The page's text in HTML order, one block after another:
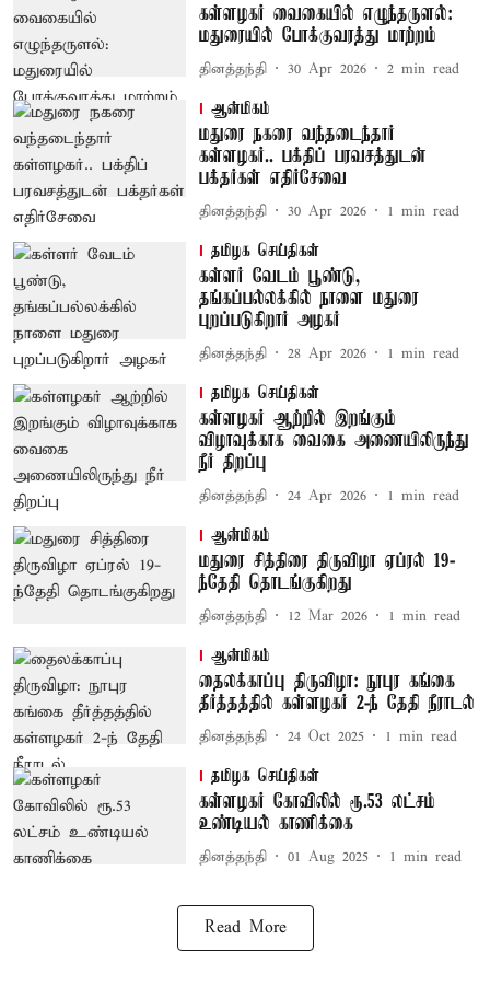
கள்ளழகர் வைகையில் எழுந்தருளல்:
மதுரையில் போக்குவரத்து மாற்றம்
தினத்தந்தி 30 Apr 2026 2 min read
ஆன்மிகம்
மதுரை நகரை வந்தடைந்தார்
கள்ளழகர்.. பக்திப் பரவசத்துடன்
பக்தர்கள் எதிர்சேவை
தினத்தந்தி 30 Apr 2026 1 min read
தமிழக செய்திகள்
கள்ளர் வேடம் பூண்டு,
தங்கப்பல்லக்கில் நாளை மதுரை
புறப்படுகிறார் அழகர்
தினத்தந்தி 28 Apr 2026 1 min read
தமிழக செய்திகள்
கள்ளழகர் ஆற்றில் இறங்கும்
விழாவுக்காக வைகை அணையிலிருந்து
நீர் திறப்பு
தினத்தந்தி 24 Apr 2026 1 min read
ஆன்மிகம்
மதுரை சித்திரை திருவிழா ஏப்ரல் 19-
ந்தேதி தொடங்குகிறது
தினத்தந்தி 12 Mar 2026 1 min read
ஆன்மிகம்
தைலக்காப்பு திருவிழா: நூபுர கங்கை
தீர்த்தத்தில் கள்ளழகர் 2-ந் தேதி நீராடல்
தினத்தந்தி 24 Oct 2025 1 min read
தமிழக செய்திகள்
கள்ளழகர் கோவிலில் ரூ.53 லட்சம்
உண்டியல் காணிக்கை
தினத்தந்தி 01 Aug 2025 1 min read
Read More